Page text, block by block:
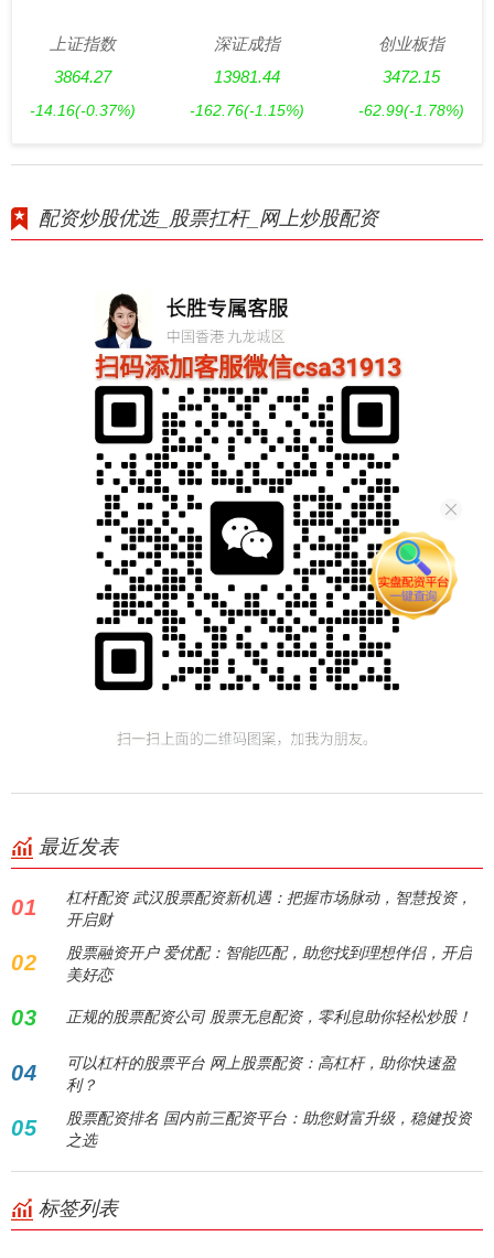
上证指数
3864.27
-14.16(-0.37%)
深证成指
13981.44
-162.76(-1.15%)
创业板指
3472.15
-62.99(-1.78%)
配资炒股优选_股票扛杆_网上炒股配资
最近发表
01
杠杆配资 武汉股票配资新机遇：把握市场脉动，智慧投资，
开启财
02
股票融资开户 爱优配：智能匹配，助您找到理想伴侣，开启
美好恋
03 正规的股票配资公司 股票无息配资，零利息助你轻松炒股！
04
可以杠杆的股票平台 网上股票配资：高杠杆，助你快速盈
利？
05
股票配资排名 国内前三配资平台：助您财富升级，稳健投资
之选
标签列表